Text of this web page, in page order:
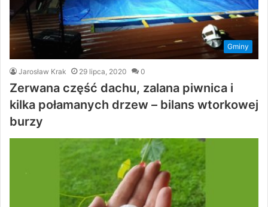
Gminy
Jarosław Krak 29 lipca, 2020 0
Zerwana część dachu, zalana piwnica i
kilka połamanych drzew – bilans wtorkowej
burzy